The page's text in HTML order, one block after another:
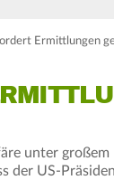
Ermittlungen
unter
der US-